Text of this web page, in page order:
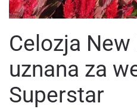
Celozja
uznana za
Superstar